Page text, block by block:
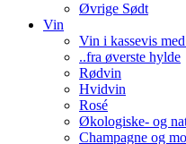
Øvrige Sødt
Vin
Vin i kassevis
..fra øverste hylde
Rødvin
Hvidvin
Rosé
Økologiske- og
Champagne og